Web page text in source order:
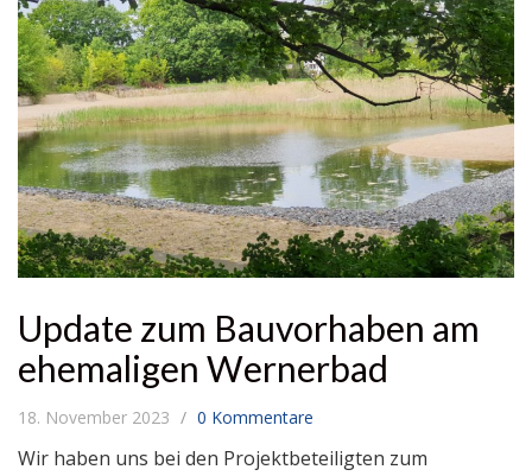
Update zum Bauvorhaben am
ehemaligen Wernerbad
18. November 2023 0 Kommentare
Wir haben uns bei den Projektbeteiligten zum